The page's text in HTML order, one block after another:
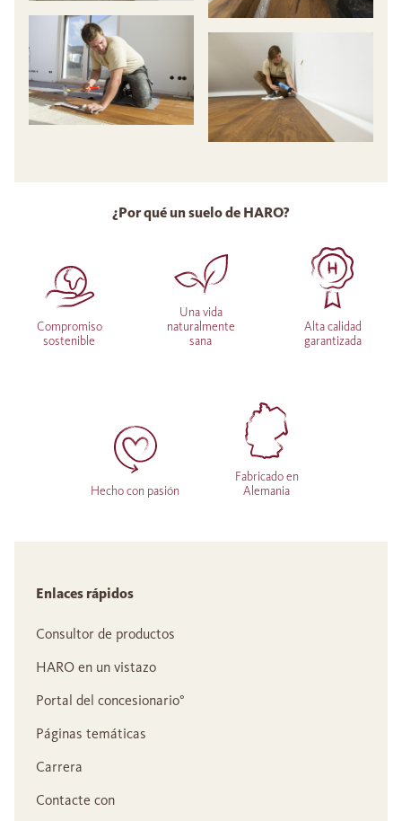
¿Por qué un suelo de HARO?
Compromiso
sostenible
Una vida
naturalmente
sana
Alta calidad
garantizada
Hecho con pasión
Fabricado en
Alemania
Enlaces rápidos
Consultor de productos
HARO en un vistazo
Portal del concesionario°
Páginas temáticas
Carrera
Contacte con